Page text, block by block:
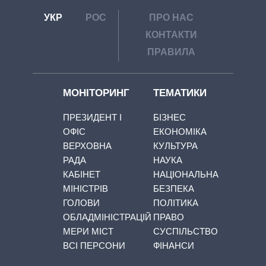
УКР РОС
ПРО НАС
КОНТАКТИ
ПРАВИЛА
МОНІТОРИНГ
ПРЕЗИДЕНТ І
ОФІС
ВЕРХОВНА
РАДА
КАБІНЕТ
МІНІСТРІВ
ГОЛОВИ
ОБЛАДМІНІСТРАЦІЙ
МЕРИ МІСТ
ВСІ ПЕРСОНИ
ТЕМАТИКИ
БІЗНЕС
ЕКОНОМІКА
КУЛЬТУРА
НАУКА
НАЦІОНАЛЬНА
БЕЗПЕКА
ПОЛІТИКА
ПРАВО
СУСПІЛЬСТВО
ФІНАНСИ